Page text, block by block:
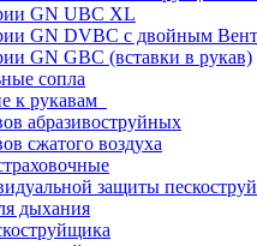
GN UBC XL
GN DVBC с двойным
GN GBC (вставки в рукав)
сопла
к рукавам
абразивоструйных
сжатого воздуха
защиты
дыхания